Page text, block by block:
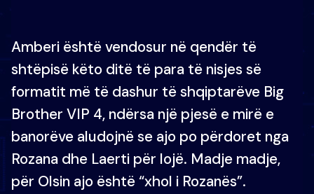
Amberi është vendosur në qendër të
shtëpisë këto ditë të para të nisjes së
formatit më të dashur të shqiptarëve Big
Brother VIP 4, ndërsa një pjesë e mirë e
banorëve aludojnë se ajo po përdoret nga
Rozana dhe Laerti për lojë. Madje madje,
për Olsin ajo është “xhol i Rozanës”.